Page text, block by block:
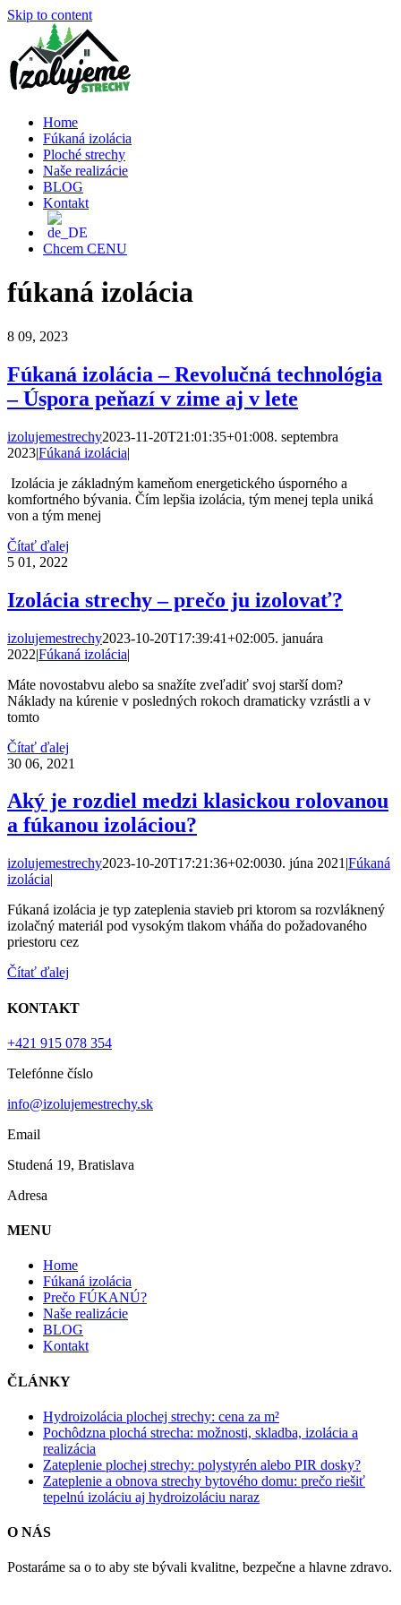
Skip to content
Home
Fúkaná izolácia
Ploché strechy
Naše realizácie
BLOG
Kontakt
Chcem CENU
fúkaná izolácia
8 09, 2023
Fúkaná izolácia – Revolučná technológia
– Úspora peňazí v zime aj v lete
izolujemestrechy2023-11-20T21:01:35+01:008. septembra
2023|Fúkaná izolácia|
Izolácia je základným kameňom energetického úsporného a
komfortného bývania. Čím lepšia izolácia, tým menej tepla uniká
von a tým menej
Čítať ďalej
5 01, 2022
Izolácia strechy – prečo ju izolovať?
izolujemestrechy2023-10-20T17:39:41+02:005. januára
2022|Fúkaná izolácia|
Máte novostabvu alebo sa snažíte zveľadiť svoj starší dom?
Náklady na kúrenie v posledných rokoch dramaticky vzrástli a v
tomto
Čítať ďalej
30 06, 2021
Aký je rozdiel medzi klasickou rolovanou
a fúkanou izoláciou?
izolujemestrechy2023-10-20T17:21:36+02:0030. júna 2021 |Fúkaná
izolácia|
Fúkaná izolácia je typ zateplenia stavieb pri ktorom sa rozvláknený
izolačný materiál pod vysokým tlakom vháňa do požadovaného
priestoru cez
Čítať ďalej
KONTAKT
+421 915 078 354
Telefónne číslo
info@izolujemestrechy.sk
Email
Studená 19, Bratislava
Adresa
MENU
Home
Fúkaná izolácia
Prečo FÚKANÚ?
Naše realizácie
BLOG
Kontakt
ČLÁNKY
Hydroizolácia plochej strechy: cena za m²
Pochôdzna plochá strecha: možnosti, skladba, izolácia a
realizácia
Zateplenie plochej strechy: polystyrén alebo PIR dosky?
Zateplenie a obnova strechy bytového domu: prečo riešiť
tepelnú izoláciu aj hydroizoláciu naraz
O NÁS
Postaráme sa o to aby ste bývali kvalitne, bezpečne a hlavne zdravo.